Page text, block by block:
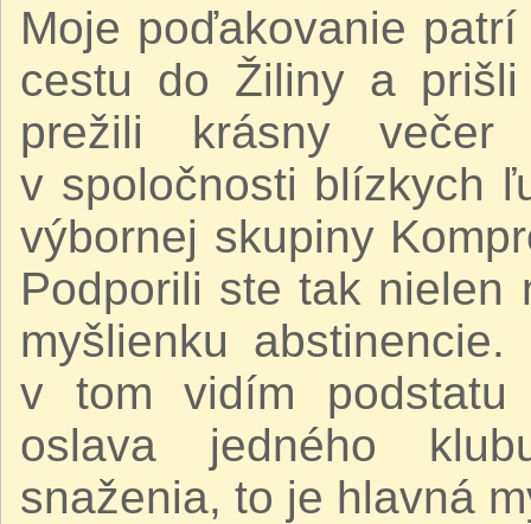
Moje poďakovanie
cestu do Žiliny a
prežili krásny
v spoločnosti blízkych
výbornej skupiny
Podporili ste tak nielen
myšlienku
v tom vidím podstatu
oslava jedného
snaženia, to je hlavná